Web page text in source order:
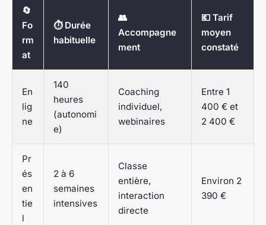
🔄
Fo
rm
at
⏱️ Durée
habituelle
👥
Accompagne
ment
💶 Tarif
moyen
constaté
En
lig
ne
140
heures
(autonomi
e)
Coaching
individuel,
webinaires
Entre 1
400 € et
2 400 €
Pr
és
en
tie
l
2 à 6
semaines
intensives
Classe
entière,
interaction
directe
Environ 2
390 €